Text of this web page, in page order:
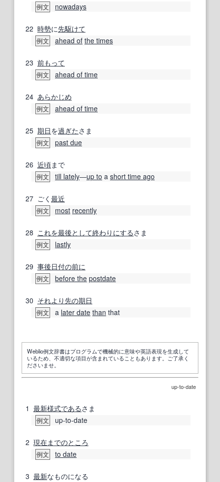
例文 nowadays
22 時勢に先駆けて
例文 ahead of the times
23 前もって
例文 ahead of time
24 あらかじめ
例文 ahead of time
25 期日を過ぎたさま
例文 past due
26 近頃まで
例文 till lately―up to a short time ago
27 ごく 最近
例文 most recently
28 これを最後として終わりにするさま
例文 lastly
29 事後日付の前に
例文 before the postdate
30 それより先の期日
例文 a later date than that
Weblio例文辞書はプログラムで機械的に意味や英語表現を生成して
いるため、不適切な項目が含まれていることもあります。ご了承く
ださいませ。
up-to-date
1 最新様式であるさま
例文 up-to-date
2 現在までのところ
例文 to date
3 最新なものになる